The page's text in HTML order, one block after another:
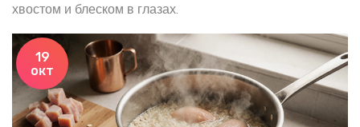
хвостом и блеском в глазах.
19
окт